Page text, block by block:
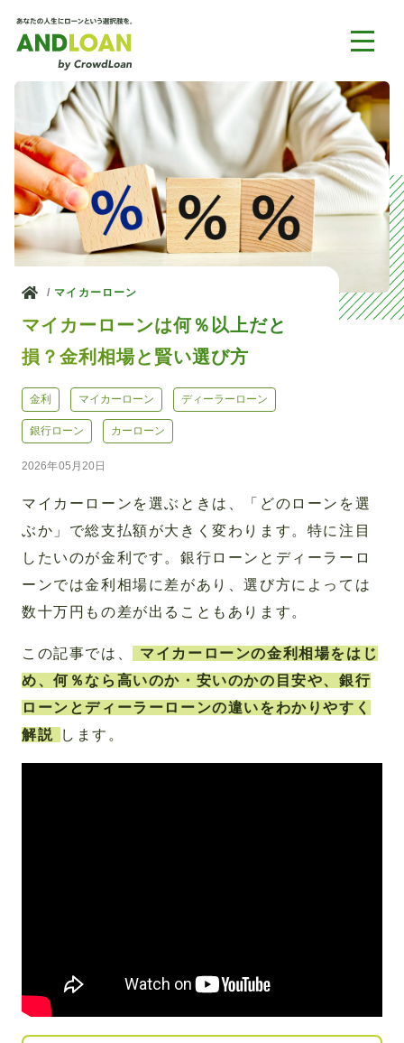
ホーム
マイカーローン
マイカーローンは何％以上だと
損？金利相場と賢い選び方
金利 マイカーローン ディーラーローン
銀行ローン カーローン
2026年05月20日
マイカーローンを選ぶときは、「どのローンを選
ぶか」で総支払額が大きく変わります。特に注目
したいのが金利です。銀行ローンとディーラーロ
ーンでは金利相場に差があり、選び方によっては
数十万円もの差が出ることもあります。
この記事では、
マイカーローンの金利相場をはじ
め、何％なら高いのか・安いのかの目安や、銀行
ローンとディーラーローンの違いをわかりやすく
解説
します。